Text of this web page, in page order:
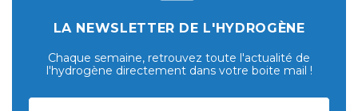
LA NEWSLETTER DE L'HYDROGÈNE
Chaque semaine, retrouvez toute l'actualité de
l'hydrogène directement dans votre boite mail !